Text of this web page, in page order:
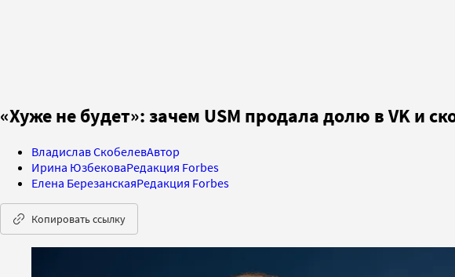
«Хуже не будет»: зачем USM продала долю в VK и
Владислав СкобелевАвтор
Ирина ЮзбековаРедакция Forbes
Елена БерезанскаяРедакция Forbes
Копировать ссылку